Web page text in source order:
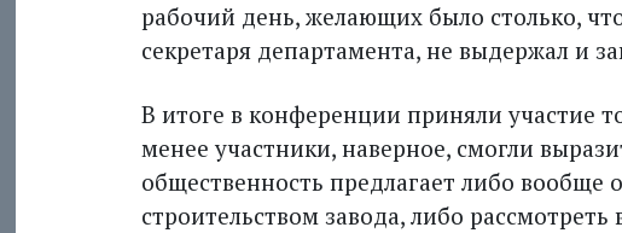
рабочий день, желающих было столько,
секретаря департамента, не выдержал и
В итоге в конференции приняли участие
менее участники, наверное, смогли
общественность предлагает либо вообще
строительством завода, либо